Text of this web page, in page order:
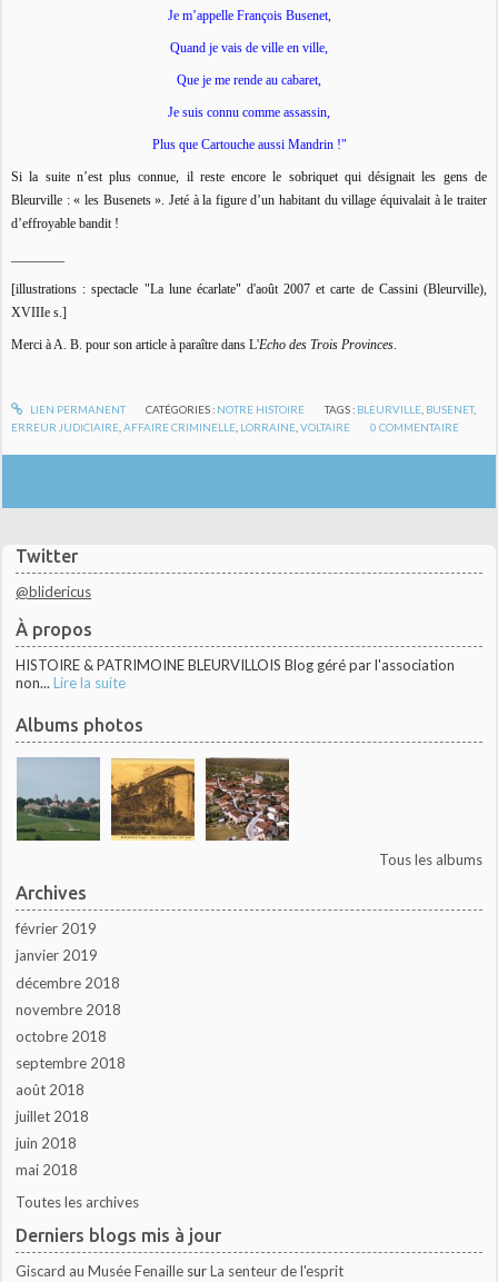
Twitter
@blidericus
À propos
HISTOIRE & PATRIMOINE BLEURVILLOIS Blog géré par l'association
non... Lire la suite
Albums photos
Tous les albums
Archives
février 2019
janvier 2019
décembre 2018
novembre 2018
octobre 2018
septembre 2018
août 2018
juillet 2018
juin 2018
mai 2018
Toutes les archives
Derniers blogs mis à jour
Giscard au Musée Fenaille surLa senteur de l'esprit
Je m’appelle François Busenet,
Quand je vais de ville en ville,
Que je me rende au cabaret,
Je suis connu comme assassin,
Plus que Cartouche aussi Mandrin !"
Si la suite n’est plus connue, il reste encore le sobriquet qui désignait les gens de
Bleurville : « les Busenets ». Jeté à la figure d’un habitant du village équivalait à le traiter
d’effroyable bandit !
[illustrations : spectacle "La lune écarlate" d'août 2007 et carte de Cassini (Bleurville),
XVIIIe s.]
Merci à A. B. pour son article à paraître dans L'Echo des Trois Provinces
LIEN PERMANENT CATÉGORIES : NOTRE HISTOIRE TAGS : BLEURVILLE BUSENET,
ERREUR JUDICIAIRE ,AFFAIRE CRIMINELLE LORRAINE ,VOLTAIRE 0 COMMENTAIRE